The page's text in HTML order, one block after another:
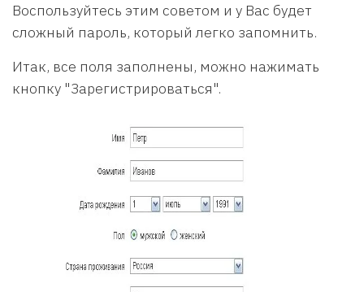
Воспользуйтесь этим советом и у Вас будет
сложный пароль, который легко запомнить.
Итак, все поля заполнены, можно нажимать
кнопку "Зарегистрироваться".